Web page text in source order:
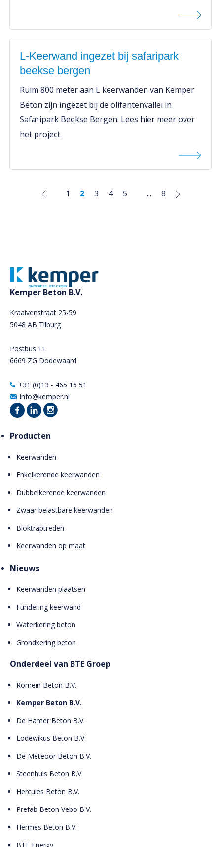
L-Keerwand ingezet bij safaripark
beekse bergen
Ruim 800 meter aan L keerwanden van Kemper
Beton zijn ingezet bij de olifantenvallei in
Safaripark Beekse Bergen. Lees hier meer over
het project.
1 2 3 4 5 ... 8
Kemper Beton B.V.
Kraaivenstraat 25-59
5048 AB Tilburg
Postbus 11
6669 ZG Dodewaard
+31 (0)13 - 465 16 51
info@kemper.nl
Producten
Keerwanden
Enkelkerende keerwanden
Dubbelkerende keerwanden
Zwaar belastbare keerwanden
Bloktraptreden
Keerwanden op maat
Nieuws
Keerwanden plaatsen
Fundering keerwand
Waterkering beton
Grondkering beton
Onderdeel van BTE Groep
Romein Beton B.V.
Kemper Beton B.V.
De Hamer Beton B.V.
Lodewikus Beton B.V.
De Meteoor Beton B.V.
Steenhuis Beton B.V.
Hercules Beton B.V.
Prefab Beton Vebo B.V.
Hermes Beton B.V.
BTE Energy